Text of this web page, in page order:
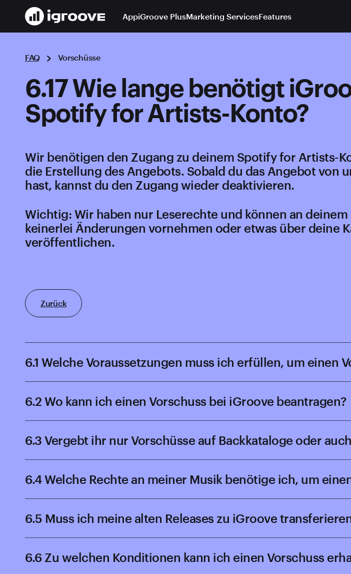
AppiGroove PlusMarketing ServicesFeatures
FAQ Vorschüsse
6.17 Wie lange benötigt
Spotify for Artists-Konto?
Wir benötigen den Zugang zu deinem Spotify for Artists-
die Erstellung des Angebots. Sobald du das Angebot von
hast, kannst du den Zugang wieder deaktivieren.
Wichtig: Wir haben nur Leserechte und können an
keinerlei Änderungen vornehmen oder etwas über deine
veröffentlichen.
Zurück
6.1 Welche Voraussetzungen muss ich erfüllen, um einen
6.2 Wo kann ich einen Vorschuss bei iGroove beantragen?
6.3 Vergebt ihr nur Vorschüsse auf Backkataloge oder
6.4 Welche Rechte an meiner Musik benötige ich, um
6.5 Muss ich meine alten Releases zu iGroove
6.6 Zu welchen Konditionen kann ich einen Vorschuss